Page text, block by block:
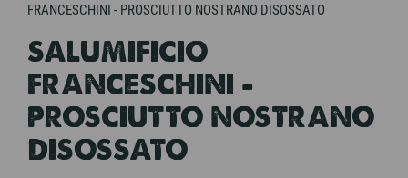
FRANCESCHINI - PROSCIUTTO NOSTRANO DISOSSATO
SALUMIFICIO
FRANCESCHINI -
PROSCIUTTO NOSTRANO
DISOSSATO